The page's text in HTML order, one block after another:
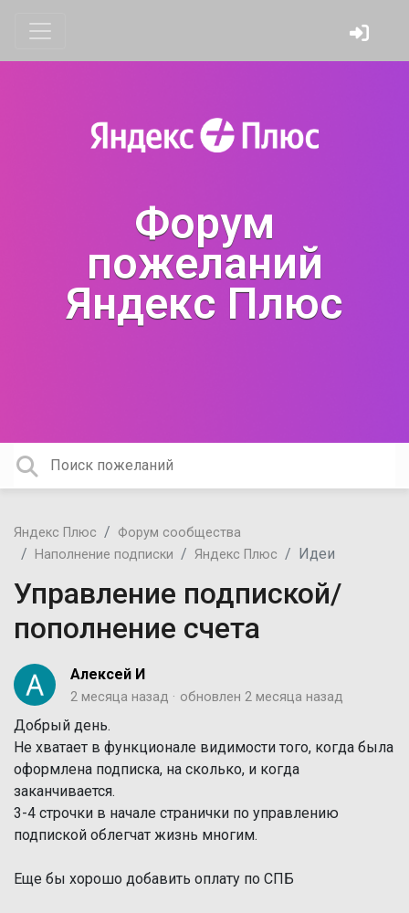
Форум
пожеланий
Яндекс Плюс
Яндекс Плюс
Форум сообщества
Наполнение подписки
Яндекс Плюс Идеи
Управление подпиской/
пополнение счета
Алексей И
2 месяца назад обновлен 2 месяца назад
Добрый день.
Не хватает в функционале видимости того, когда была
оформлена подписка, на сколько, и когда
заканчивается.
3-4 строчки в начале странички по управлению
подпиской облегчат жизнь многим.
Еще бы хорошо добавить оплату по СПБ